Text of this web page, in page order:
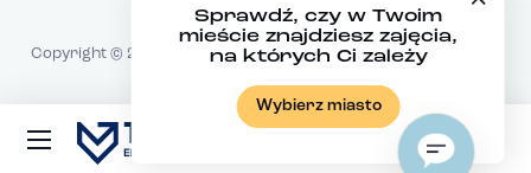
Sprawdź, czy w Twoim
mieście znajdziesz zajęcia,
na których Ci zależy
Wybierz miasto
Copyright © 2026 TEB Edukacja - Wszystkie prawa zastrzeżone